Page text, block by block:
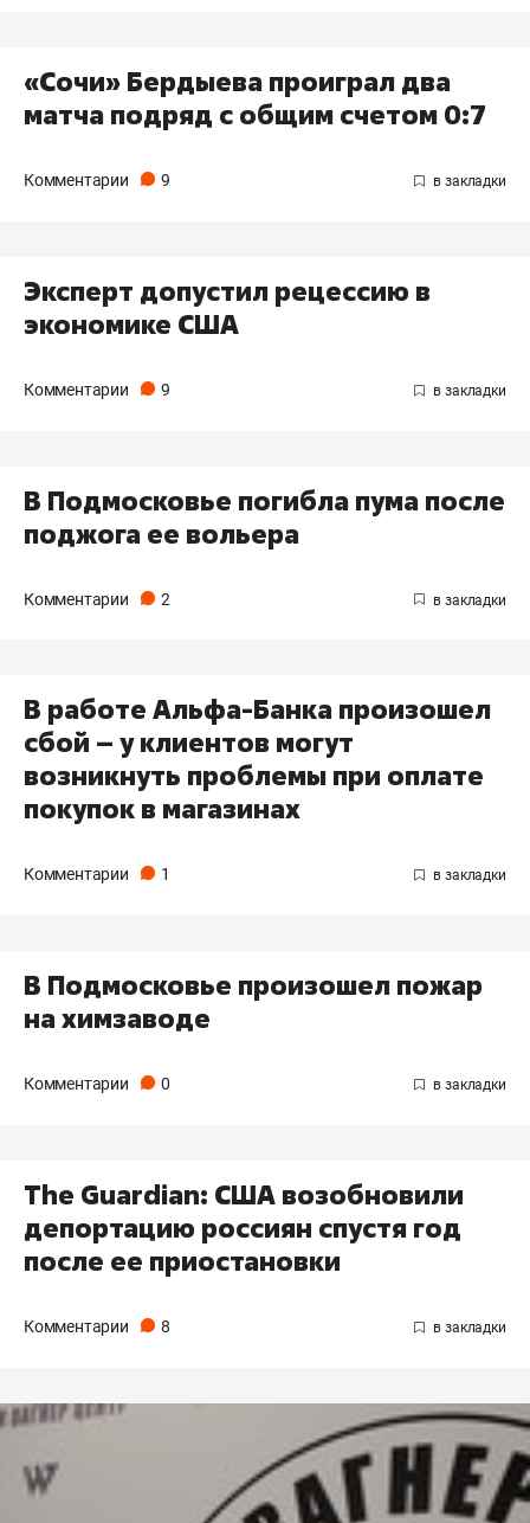
«Сочи» Бердыева проиграл два
матча подряд с общим счетом 0:7
Комментарии 9
Эксперт допустил рецессию в
экономике США
Комментарии 9
В Подмосковье погибла пума после
поджога ее вольера
Комментарии 2
В работе Альфа-Банка произошел
сбой – у клиентов могут
возникнуть проблемы при оплате
покупок в магазинах
Комментарии 1
В Подмосковье произошел пожар
на химзаводе
Комментарии 0
The Guardian: США возобновили
депортацию россиян спустя год
после ее приостановки
Комментарии 8